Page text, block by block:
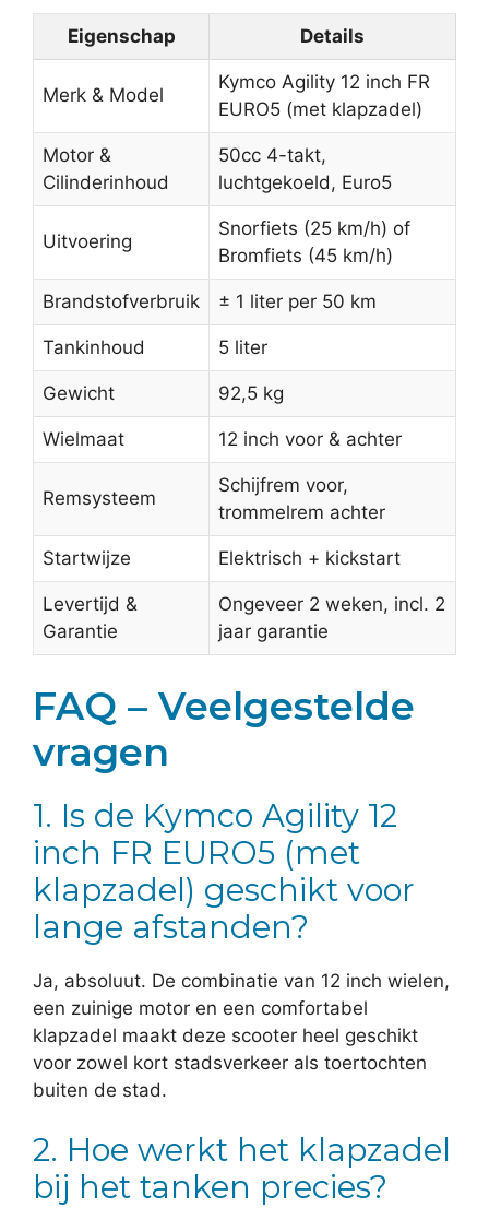
Eigenschap Details
Merk & Model
Kymco Agility 12 inch FR
EURO5 (met klapzadel)
Motor &
Cilinderinhoud
50cc 4-takt,
luchtgekoeld, Euro5
Uitvoering
Snorfiets (25 km/h) of
Bromfiets (45 km/h)
Brandstofverbruik ± 1 liter per 50 km
Tankinhoud 5 liter
Gewicht 92,5 kg
Wielmaat 12 inch voor & achter
Remsysteem
Schijfrem voor,
trommelrem achter
Startwijze Elektrisch + kickstart
Levertijd &
Garantie
Ongeveer 2 weken, incl. 2
jaar garantie
FAQ – Veelgestelde
vragen
1. Is de Kymco Agility 12
inch FR EURO5 (met
klapzadel) geschikt voor
lange afstanden?
Ja, absoluut. De combinatie van 12 inch wielen,
een zuinige motor en een comfortabel
klapzadel maakt deze scooter heel geschikt
voor zowel kort stadsverkeer als toertochten
buiten de stad.
2. Hoe werkt het klapzadel
bij het tanken precies?